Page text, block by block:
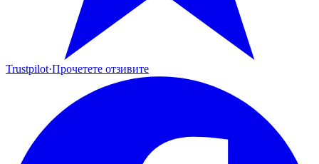
Trustpilot·Прочетете отзивите